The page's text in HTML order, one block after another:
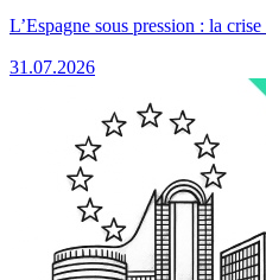
L’Espagne sous pression : la
31.07.2026